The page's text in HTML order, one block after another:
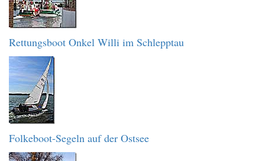
Rettungsboot Onkel Willi im Schlepptau
Folkeboot-Segeln auf der Ostsee